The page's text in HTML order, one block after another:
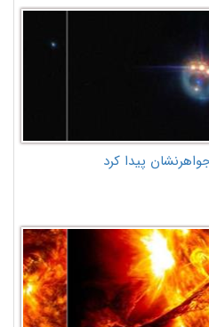
پیدا کرد